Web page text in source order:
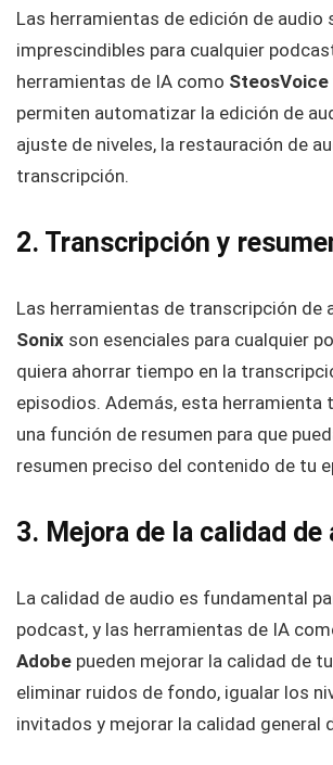
Las herramientas de edición de audio
imprescindibles para cualquier
herramientas de IA como SteosVoice
permiten automatizar la edición de
ajuste de niveles, la restauración de
transcripción.
2. Transcripción y
Las herramientas de transcripción de
Sonix son esenciales para cualquier
quiera ahorrar tiempo en la
episodios. Además, esta herramienta
una función de resumen para que
resumen preciso del contenido de tu
3. Mejora de la calidad de
La calidad de audio es fundamental
podcast, y las herramientas de IA
Adobe pueden mejorar la calidad de
eliminar ruidos de fondo, igualar los
invitados y mejorar la calidad general